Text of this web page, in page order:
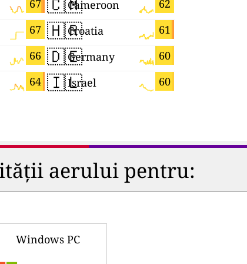
67
67
66
64
62
Cameroon
🇭🇷 61
Croatia
🇩🇪 60
Germany
🇮🇱 60
Israel
aerului pentru:
Windows PC